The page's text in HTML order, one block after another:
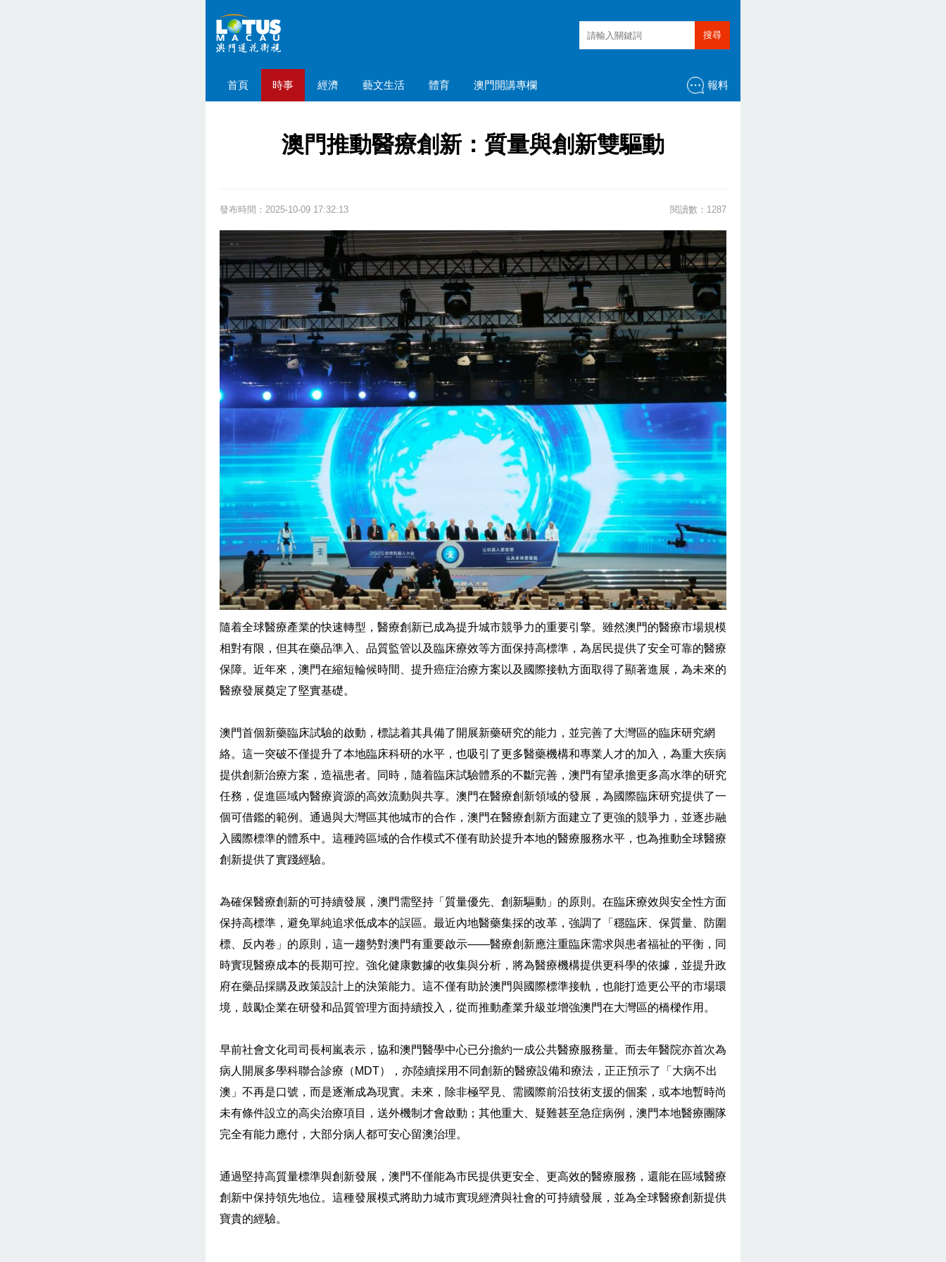
搜尋
首頁 時事 經濟 藝文生活 體育 澳門開講專欄 報料
澳門推動醫療創新：質量與創新雙驅動
發布時間：2025-10-09 17:32:13 閱讀數：1287
隨着全球醫療產業的快速轉型，醫療創新已成為提升城市競爭力的重要引擎。雖然澳門的醫療市場規模
相對有限，但其在藥品準入、品質監管以及臨床療效等方面保持高標準，為居民提供了安全可靠的醫療
保障。近年來，澳門在縮短輪候時間、提升癌症治療方案以及國際接軌方面取得了顯著進展，為未來的
醫療發展奠定了堅實基礎。
澳門首個新藥臨床試驗的啟動，標誌着其具備了開展新藥研究的能力，並完善了大灣區的臨床研究網
絡。這一突破不僅提升了本地臨床科研的水平，也吸引了更多醫藥機構和專業人才的加入，為重大疾病
提供創新治療方案，造福患者。同時，隨着臨床試驗體系的不斷完善，澳門有望承擔更多高水準的研究
任務，促進區域內醫療資源的高效流動與共享。澳門在醫療創新領域的發展，為國際臨床研究提供了一
個可借鑑的範例。通過與大灣區其他城市的合作，澳門在醫療創新方面建立了更強的競爭力，並逐步融
入國際標準的體系中。這種跨區域的合作模式不僅有助於提升本地的醫療服務水平，也為推動全球醫療
創新提供了實踐經驗。
為確保醫療創新的可持續發展，澳門需堅持「質量優先、創新驅動」的原則。在臨床療效與安全性方面
保持高標準，避免單純追求低成本的誤區。最近內地醫藥集採的改革，強調了「穩臨床、保質量、防圍
標、反內卷」的原則，這一趨勢對澳門有重要啟示——醫療創新應注重臨床需求與患者福祉的平衡，同
時實現醫療成本的長期可控。強化健康數據的收集與分析，將為醫療機構提供更科學的依據，並提升政
府在藥品採購及政策設計上的決策能力。這不僅有助於澳門與國際標準接軌，也能打造更公平的市場環
境，鼓勵企業在研發和品質管理方面持續投入，從而推動產業升級並增強澳門在大灣區的橋樑作用。
早前社會文化司司長柯嵐表示，協和澳門醫學中心已分擔約一成公共醫療服務量。而去年醫院亦首次為
病人開展多學科聯合診療（MDT），亦陸續採用不同創新的醫療設備和療法，正正預示了「大病不出
澳」不再是口號，而是逐漸成為現實。未來，除非極罕見、需國際前沿技術支援的個案，或本地暫時尚
未有條件設立的高尖治療項目，送外機制才會啟動；其他重大、疑難甚至急症病例，澳門本地醫療團隊
完全有能力應付，大部分病人都可安心留澳治理。
通過堅持高質量標準與創新發展，澳門不僅能為市民提供更安全、更高效的醫療服務，還能在區域醫療
創新中保持領先地位。這種發展模式將助力城市實現經濟與社會的可持續發展，並為全球醫療創新提供
寶貴的經驗。